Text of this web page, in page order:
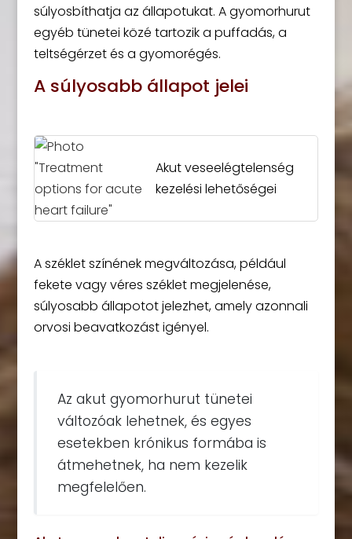
súlyosbíthatja az állapotukat. A gyomorhurut
egyéb tünetei közé tartozik a puffadás, a
teltségérzet és a gyomorégés.
A súlyosabb állapot jelei
Akut veseelégtelenség
kezelési lehetőségei
A széklet színének megváltozása, például
fekete vagy véres széklet megjelenése,
súlyosabb állapotot jelezhet, amely azonnali
orvosi beavatkozást igényel.
Az akut gyomorhurut tünetei
változóak lehetnek, és egyes
esetekben krónikus formába is
átmehetnek, ha nem kezelik
megfelelően.